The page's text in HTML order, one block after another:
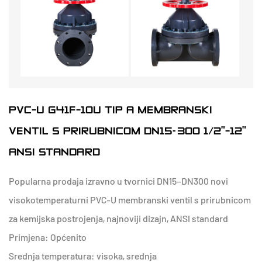
PVC-U G41F-10U TIP A MEMBRANSKI
VENTIL S PRIRUBNICOM DN15–300 1/2"-12"
ANSI STANDARD
Popularna prodaja izravno u tvornici DN15–DN300 novi
visokotemperaturni PVC-U membranski ventil s prirubnicom
za kemijska postrojenja, najnoviji dizajn, ANSI standard
Primjena: Općenito
Srednja temperatura: visoka, srednja